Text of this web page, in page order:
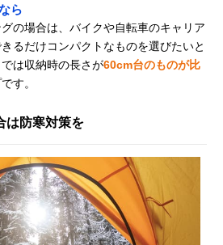
ら
の場合は、バイクや自転車のキャリア
るだけコンパクトなものを選びたいと
は収納時の長さが60cm台のものが比
す。
は防寒対策を